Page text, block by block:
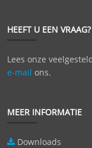
HEEFT U EEN VRAAG?
Lees onze
e-mail ons.
MEER INFORMATIE
Downloads